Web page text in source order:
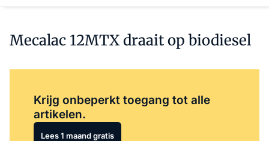
Mecalac 12MTX draait op biodiesel
Krijg onbeperkt toegang tot alle
artikelen.
Lees 1 maand gratis